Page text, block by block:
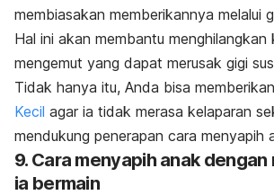
membiasakan memberikannya melalui
Hal ini akan membantu menghilangkan
mengemut yang dapat merusak gigi
Tidak hanya itu, Anda bisa memberikan
Kecil agar ia tidak merasa kelaparan
mendukung penerapan cara menyapih
9. Cara menyapih anak dengan
ia bermain